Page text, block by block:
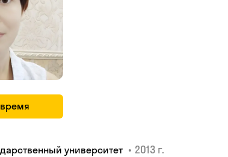
университет • 2013 г.